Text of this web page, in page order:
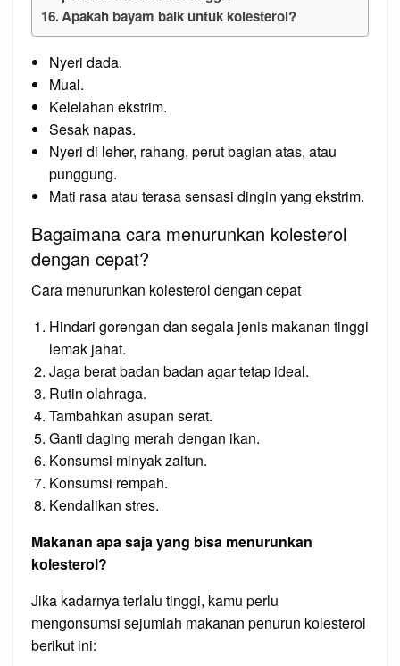
Apakah bayam baik untuk kolesterol?
Nyeri dada.
Mual.
Kelelahan ekstrim.
Sesak napas.
Nyeri di leher, rahang, perut bagian atas, atau
punggung.
Mati rasa atau terasa sensasi dingin yang ekstrim.
Bagaimana cara menurunkan kolesterol
dengan cepat?
Cara menurunkan kolesterol dengan cepat
Hindari gorengan dan segala jenis makanan tinggi
lemak jahat.
Jaga berat badan badan agar tetap ideal.
Rutin olahraga.
Tambahkan asupan serat.
Ganti daging merah dengan ikan.
Konsumsi minyak zaitun.
Konsumsi rempah.
Kendalikan stres.
Makanan apa saja yang bisa menurunkan
kolesterol?
Jika kadarnya terlalu tinggi, kamu perlu
mengonsumsi sejumlah makanan penurun kolesterol
berikut ini: